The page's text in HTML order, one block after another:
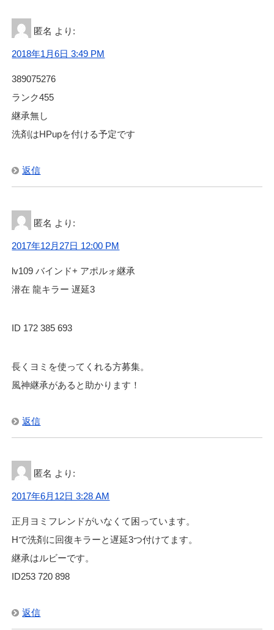
匿名 より:
2018年1月6日 3:49 PM
389075276
ランク455
継承無し
洗剤はHPupを付ける予定です
返信
匿名 より:
2017年12月27日 12:00 PM
lv109 バインド+ アポルォ継承
潜在 龍キラー 遅延3
ID 172 385 693
長くヨミを使ってくれる方募集。
風神継承があると助かります！
返信
匿名 より:
2017年6月12日 3:28 AM
正月ヨミフレンドがいなくて困っています。
Hで洗剤に回復キラーと遅延3つ付けてます。
継承はルビーです。
ID253 720 898
返信